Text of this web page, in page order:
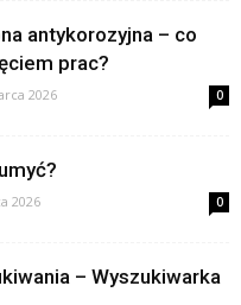
antykorozyjna – co
prac?
2026 0
2026 0
– Wyszukiwarka